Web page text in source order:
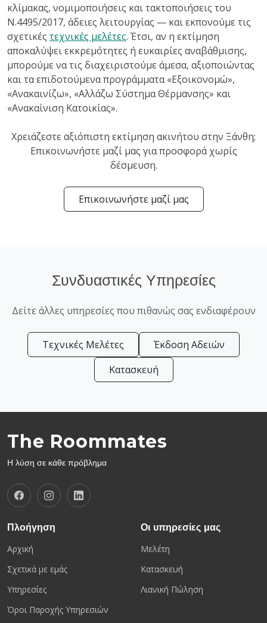
κλίμακας, νομιμοποιήσεις και τακτοποιήσεις του
Ν.4495/2017, άδειες λειτουργίας — και εκπονούμε τις
σχετικές τεχνικές μελέτες. Έτσι, αν η εκτίμηση
αποκαλύψει εκκρεμότητες ή ευκαιρίες αναβάθμισης,
μπορούμε να τις διαχειριστούμε άμεσα, αξιοποιώντας
και τα επιδοτούμενα προγράμματα «Εξοικονομώ»,
«Ανακαινίζω», «Αλλάζω Σύστημα Θέρμανσης» και
«Ανακαίνιση Κατοικίας».
Χρειάζεστε αξιόπιστη εκτίμηση ακινήτου στην Ξάνθη;
Επικοινωνήστε μαζί μας για προσφορά χωρίς
δέσμευση.
Επικοινωνήστε μαζί μας
Συνδυαστικές Υπηρεσίες
Δείτε άλλες υπηρεσίες που πιθανώς σας ενδιαφέρουν
Τεχνικές Μελέτες
Έκδοση Αδειών
Κατασκευή
The Roommates
Η λύση σε κάθε πρόβλημα
Πλοήγηση
Αρχική
Σχετικά με εμάς
Υπηρεσίες
Όροι Παροχής Υπηρεσιών
Οι υπηρεσίες μας
Μελέτη
Κατασκευή
Λιανική Πώληση